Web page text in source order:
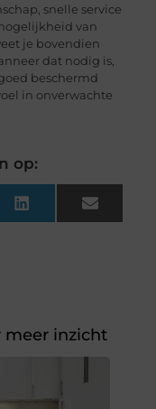
snelle service
van
je bovendien
dat nodig is,
beschermd
in onverwachte
op:
LinkedIn Email
meer inzicht